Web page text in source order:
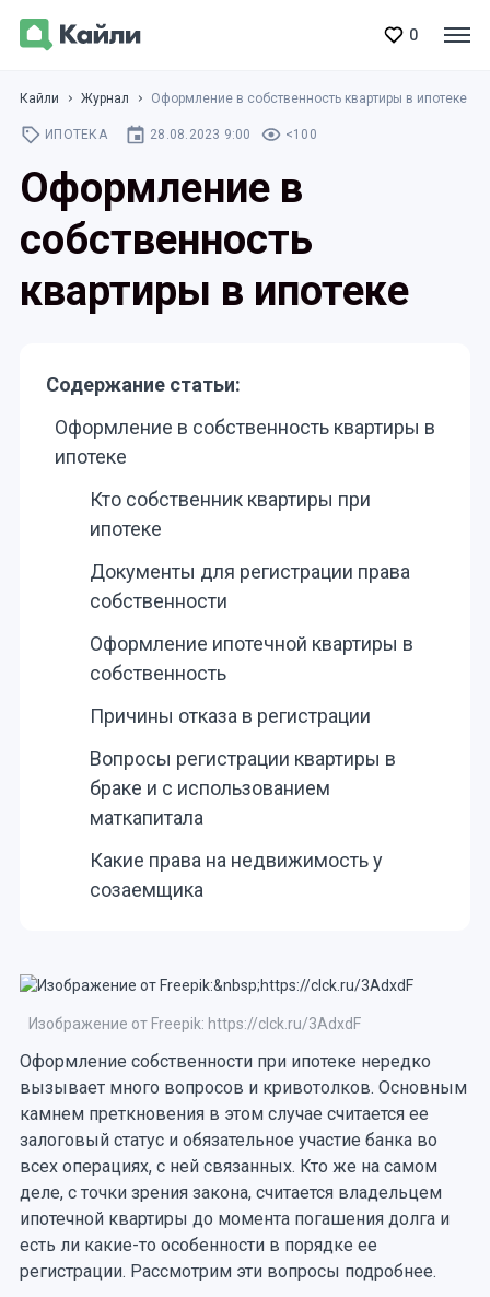
0
Кайли Журнал Оформление в собственность квартиры в ипотеке
ИПОТЕКА 28.08.2023 9:00 <100
Оформление в
собственность
квартиры в ипотеке
Содержание статьи:
Оформление в собственность квартиры в
ипотеке
Кто собственник квартиры при
ипотеке
Документы для регистрации права
собственности
Оформление ипотечной квартиры в
собственность
Причины отказа в регистрации
Вопросы регистрации квартиры в
браке и с использованием
маткапитала
Какие права на недвижимость у
созаемщика
Изображение от Freepik: https://clck.ru/3AdxdF
Оформление собственности при ипотеке нередко
вызывает много вопросов и кривотолков. Основным
камнем преткновения в этом случае считается ее
залоговый статус и обязательное участие банка во
всех операциях, с ней связанных. Кто же на самом
деле, с точки зрения закона, считается владельцем
ипотечной квартиры до момента погашения долга и
есть ли какие-то особенности в порядке ее
регистрации. Рассмотрим эти вопросы подробнее.